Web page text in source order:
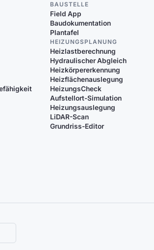
BAUSTELLE
Field App
Baudokumentation
Plantafel
HEIZUNGSPLANUNG
Heizlastberechnung
Hydraulischer Abgleich
Heizkörpererkennung
Heizflächenauslegung
HeizungsCheck
Aufstellort-Simulation
Heizungsauslegung
LiDAR-Scan
Grundriss-Editor